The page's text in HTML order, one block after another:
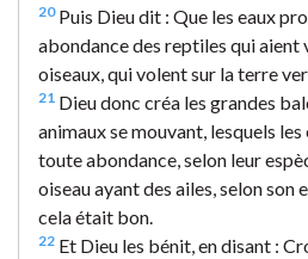
20Puis Dieu dit : Que les eaux
abondance des reptiles qui aient
oiseaux, qui volent sur la terre
21 Dieu donc créa les grandes
animaux se mouvant, lesquels
toute abondance, selon leur
oiseau ayant des ailes, selon son
cela était bon.
22 Et Dieu les bénit, en disant :